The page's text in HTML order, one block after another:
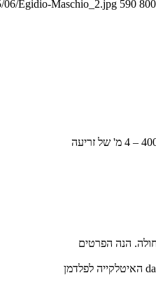
06/Egidio-Maschio_2.jpg 590 800
הנה הפרטים